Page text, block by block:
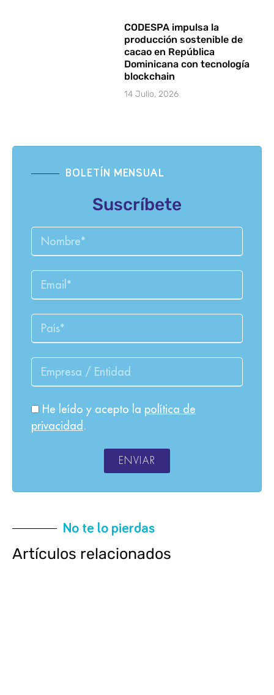
CODESPA impulsa la
producción sostenible de
cacao en República
Dominicana con tecnología
blockchain
14 Julio, 2026
BOLETÍN MENSUAL
Suscríbete
He leído y acepto la política de
privacidad .
ENVIAR
No te lo pierdas
Artículos relacionados